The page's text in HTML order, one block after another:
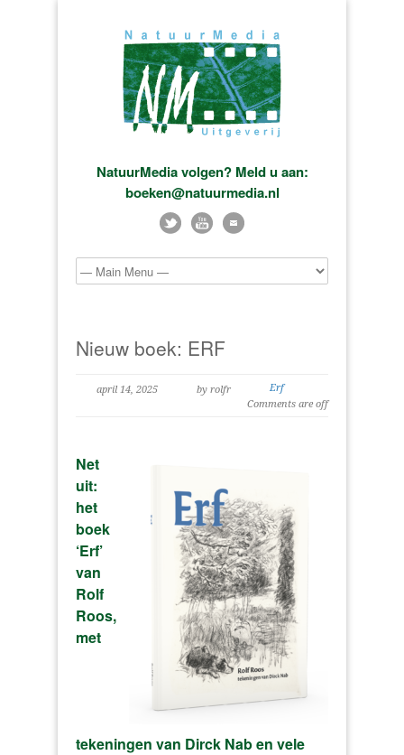
NatuurMedia volgen? Meld u aan:
boeken@natuurmedia.nl
Nieuw boek: ERF
april 14, 2025 by rolfr
Erf
Comments are off
Net
uit:
het
boek
‘Erf’
van
Rolf
Roos,
met
tekeningen van Dirck Nab en vele